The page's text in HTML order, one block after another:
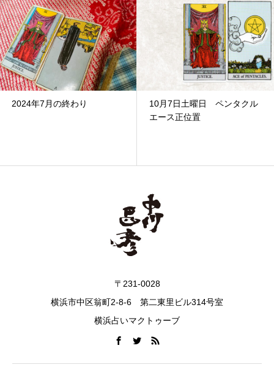
10月7日土曜日 ペンタクル
2025年4月11日 金曜日 ソ
ード2正位置
〒231-0028
横浜市中区翁町2-8-6 第二東里ビル314号室
横浜占いマクトゥーブ